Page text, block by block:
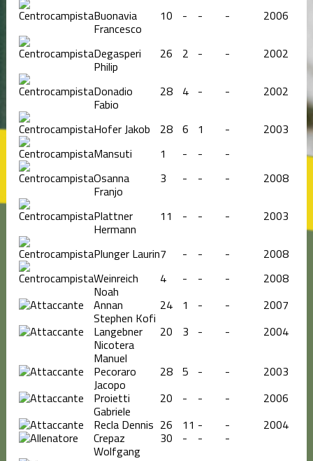
Buonavia
Francesco
10 - - - 2006
Degasperi
Philip
26 2 - - 2002
Donadio
Fabio
28 4 - - 2002
Hofer Jakob 28 6 1 -
2003
Mansuti
1 - -
-
Osanna
Franjo
3 - - - 2008
Plattner
Hermann
11 - - - 2003
Plunger Laurin7 - - -
2008
Weinreich
Noah
4 - - -
2008
Annan
Stephen Kofi
24 1 - -
2007
Langebner
Nicotera
Manuel
20 3 - - 2004
Pecoraro
Jacopo
28 5 - -
2003
Proietti
Gabriele
20 - - -
2006
Recla Dennis 26 11 - - 2004
Crepaz
Wolfgang
30 - - -